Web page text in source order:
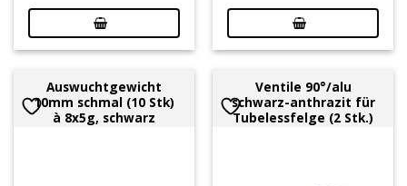
Auswuchtgewicht
10mm schmal (10 Stk)
à 8x5g, schwarz
Ventile 90°/alu
schwarz-anthrazit für
Tubelessfelge (2 Stk.)